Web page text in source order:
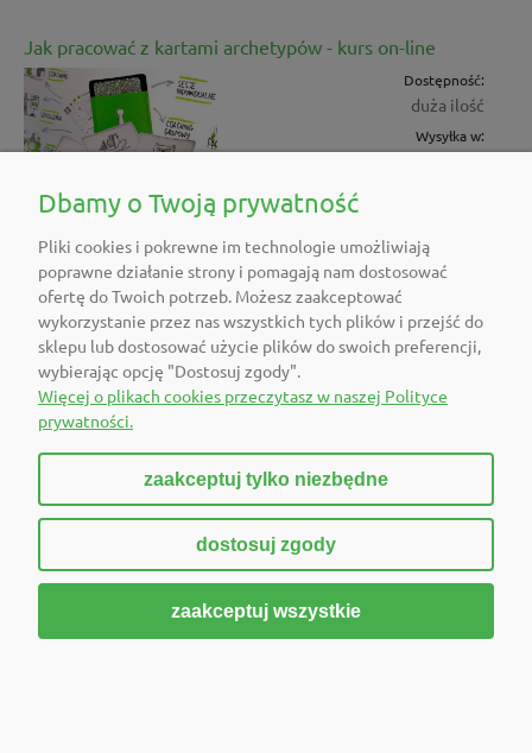
Jak pracować z kartami archetypów - kurs on-line
Dostępność:
duża ilość
Wysyłka w:
Cena netto:121,14 zł
Jasna Strona LabOn zestaw kart
Dostępność:
Wysyłka w:
Cena netto:178,86 zł
Dbamy o Twoją prywatność
Pliki cookies i pokrewne im technologie umożliwiają
poprawne działanie strony i pomagają nam dostosować
ofertę do Twoich potrzeb. Możesz zaakceptować
wykorzystanie przez nas wszystkich tych plików i przejść do
sklepu lub dostosować użycie plików do swoich preferencji,
wybierając opcję "Dostosuj zgody".
Więcej o plikach cookies przeczytasz w naszej Polityce
prywatności.
zaakceptuj tylko niezbędne
dostosuj zgody
zaakceptuj wszystkie